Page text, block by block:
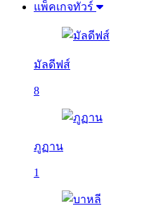
แพ็คเกจทัวร์
มัลดีฟส์
8
ภูฏาน
1